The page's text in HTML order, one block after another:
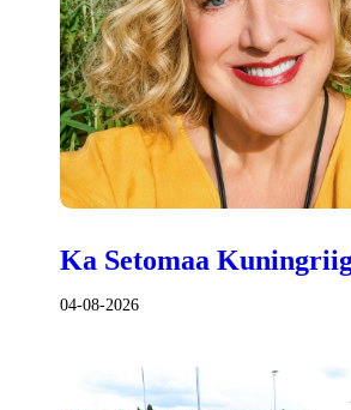
Ka Setomaa
04-08-2026